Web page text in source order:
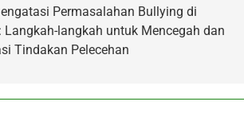
Permasalahan Bullying di
Langkah-langkah untuk Mencegah dan
Tindakan Pelecehan